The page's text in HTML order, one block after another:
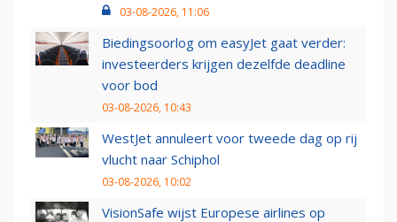
03-08-2026, 11:06
Biedingsoorlog om easyJet gaat verder:
investeerders krijgen dezelfde deadline
voor bod
03-08-2026, 10:43
WestJet annuleert voor tweede dag op rij
vlucht naar Schiphol
03-08-2026, 10:02
VisionSafe wijst Europese airlines op